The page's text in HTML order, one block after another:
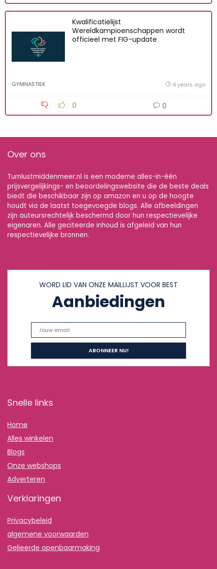
Kwalificatielijst
Wereldkampioenschappen wordt
officieel met FIG-update
GYMNASTIEK 4 years ago
0 0
Over ons
Turnlustmiddenmeer.nl is een moderne alles-in-één
prijsvergelijkings- en beoordelingswebsite die de beste deals
biedt die beschikbaar zijn op amazon en u op de hoogte
houdt via de laatst toegevoegde blogs. Alle afbeeldingen
zijn auteursrechtelijk beschermd door hun respectievelijke
eigenaren. Alle geciteerde inhoud is afgeleid van hun
respectievelijke bronnen.
WORD LID VAN ONZE MAILLIJST VOOR BEST
Aanbiedingen
Snelle links
Home
Alles winkelen
Blogs
Onze webshops
Adverteren
Verklaringen
Privacybeleid
algemene voorwaarden
Gelieerde openbaarmaking